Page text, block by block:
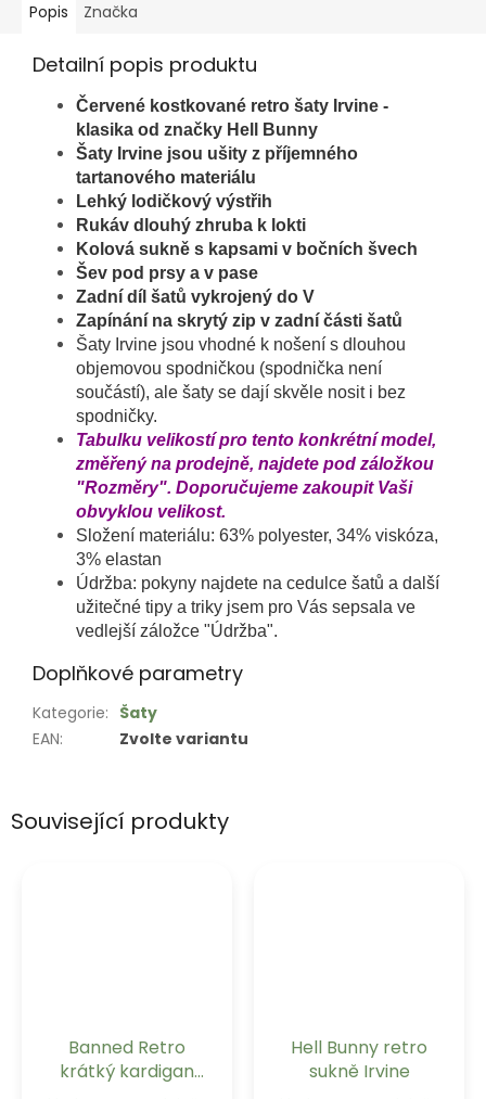
Související produkty
Banned Retro
krátký kardigan
Hell Bunny retro
sukně Irvine
Popis Značka
Detailní popis produktu
Červené kostkované retro šaty Irvine -
klasika od značky Hell Bunny
Šaty Irvine jsou ušity z příjemného
tartanového materiálu
Lehký lodičkový výstřih
Rukáv dlouhý zhruba k lokti
Kolová sukně s kapsami v bočních švech
Šev pod prsy a v pase
Zadní díl šatů vykrojený do V
Zapínání na skrytý zip v zadní části šatů
Šaty Irvine jsou vhodné k nošení s dlouhou
objemovou spodničkou (spodnička není
součástí), ale šaty se dají skvěle nosit i bez
spodničky.
Tabulku velikostí pro tento konkrétní model,
změřený na prodejně, najdete pod záložkou
"Rozměry". Doporučujeme zakoupit Vaši
obvyklou velikost.
Složení materiálu: 63% polyester, 34% viskóza,
3% elastan
Údržba: pokyny najdete na cedulce šatů a další
užitečné tipy a triky jsem pro Vás sepsala ve
vedlejší záložce "Údržba".
Doplňkové parametry
Kategorie: Šaty
EAN: Zvolte variantu